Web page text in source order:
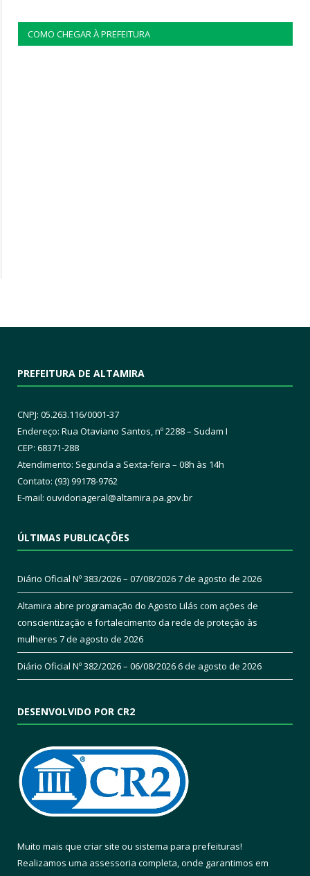
COMO CHEGAR À PREFEITURA
PREFEITURA DE ALTAMIRA
CNPJ: 05.263.116/0001-37
Endereço: Rua Otaviano Santos, nº 2288 – Sudam I
CEP: 68371-288
Atendimento: Segunda a Sexta-feira – 08h às 14h
Contato: (93) 99178-9762
E-mail: ouvidoriageral@altamira.pa.gov.br
ÚLTIMAS PUBLICAÇÕES
Diário Oficial Nº 383/2026 – 07/08/20267 de agosto de 2026
Altamira abre programação do Agosto Lilás com ações de
conscientização e fortalecimento da rede de proteção às
mulheres 7 de agosto de 2026
Diário Oficial Nº 382/2026 – 06/08/20266 de agosto de 2026
DESENVOLVIDO POR CR2
Muito mais que criar site ou sistema para prefeituras!
Realizamos uma assessoria completa, onde garantimos em